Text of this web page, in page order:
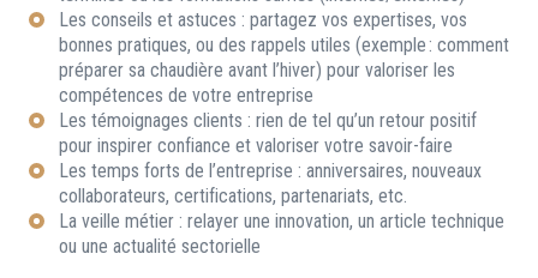
Les conseils et astuces : partagez vos expertises, vos
bonnes pratiques, ou des rappels utiles (exemple : comment
préparer sa chaudière avant l’hiver) pour valoriser les
compétences de votre entreprise
Les témoignages clients : rien de tel qu’un retour positif
pour inspirer confiance et valoriser votre savoir-faire
Les temps forts de l’entreprise : anniversaires, nouveaux
collaborateurs, certifications, partenariats, etc.
La veille métier : relayer une innovation, un article technique
ou une actualité sectorielle